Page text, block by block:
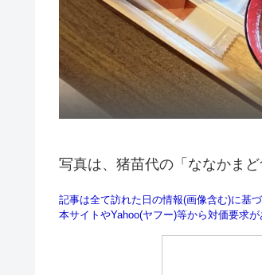
写真は、猪苗代の「ななかまど
記事は全て訪れた日の情報(画像含む)に基
本サイトやYahoo(ヤフー)等から対価要求